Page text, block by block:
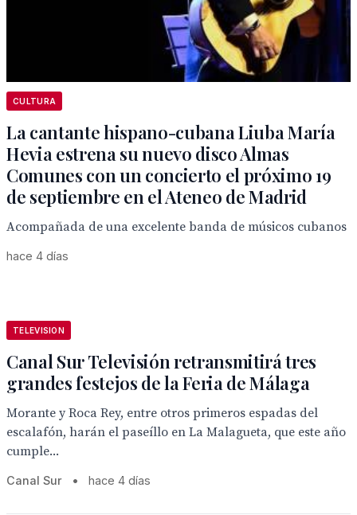
CULTURA
La cantante hispano-cubana Liuba María
Hevia estrena su nuevo disco Almas
Comunes con un concierto el próximo 19
de septiembre en el Ateneo de Madrid
Acompañada de una excelente banda de músicos cubanos
hace 4 días
TELEVISION
Canal Sur Televisión retransmitirá tres
grandes festejos de la Feria de Málaga
Morante y Roca Rey, entre otros primeros espadas del
escalafón, harán el paseíllo en La Malagueta, que este año
cumple...
Canal Sur • hace 4 días